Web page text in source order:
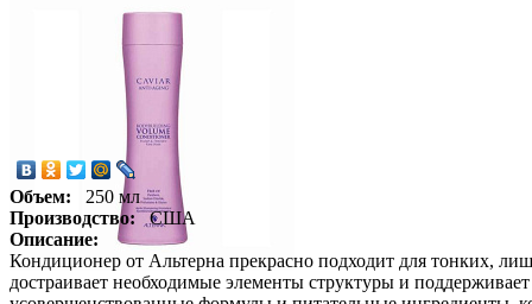
Объем:
250 мл
Производство:
США
Описание:
Кондиционер от Альтерна прекрасно подходит для тонких,
достраивает необходимые элементы структуры и